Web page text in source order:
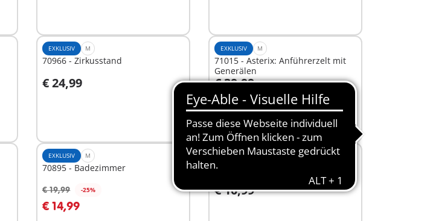
EXKLUSIV M
70966 - Zirkusstand
€ 24,99
In den Warenkorb
EXKLUSIV M
71015 - Asterix: Anführerzelt mit
Generälen
€ 39,99
Nicht
verfügbar
EXKLUSIV M
70895 - Badezimmer
€ 19,99 -25%
€ 14,99
EXKLUSIV XS
70756 - Figurenset 5
€ 10,99
In den Warenkorb